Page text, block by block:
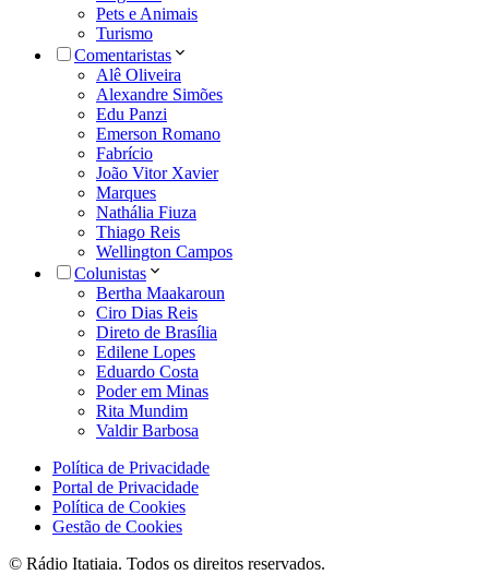
Pets e Animais
Turismo
Comentaristas
Alê Oliveira
Alexandre Simões
Edu Panzi
Emerson Romano
Fabrício
João Vitor Xavier
Marques
Nathália Fiuza
Thiago Reis
Wellington Campos
Colunistas
Bertha Maakaroun
Ciro Dias Reis
Direto de Brasília
Edilene Lopes
Eduardo Costa
Poder em Minas
Rita Mundim
Valdir Barbosa
Política de Privacidade
Portal de Privacidade
Política de Cookies
Gestão de Cookies
© Rádio Itatiaia. Todos os direitos reservados.